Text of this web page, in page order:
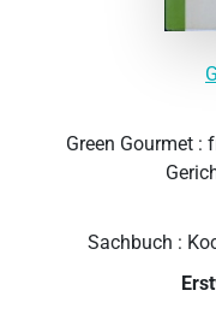
Green Gourmet :
Sachbuch :